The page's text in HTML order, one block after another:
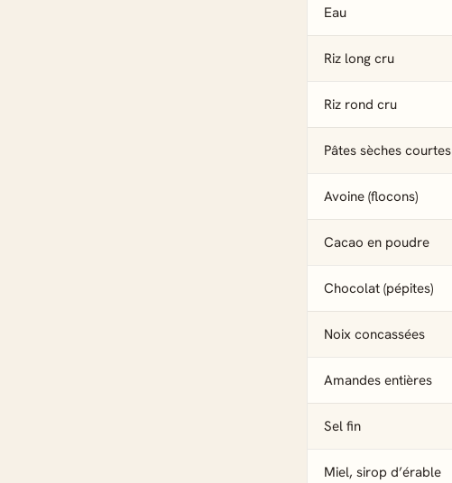
Eau
Riz long cru
Riz rond cru
Pâtes sèches courtes
Avoine (flocons)
Cacao en poudre
Chocolat (pépites)
Noix concassées
Amandes entières
Sel fin
Miel, sirop d’érable